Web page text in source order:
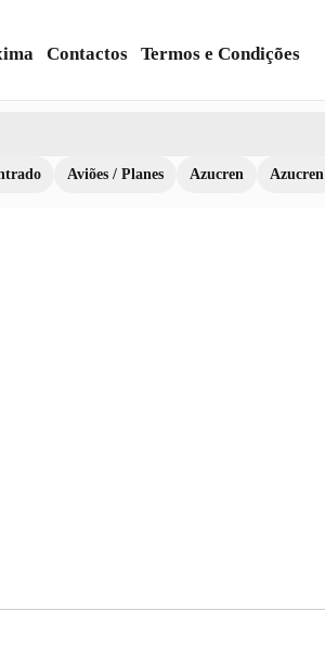
Contactos Termos e Condições
Aviões / Planes Azucren Azucren